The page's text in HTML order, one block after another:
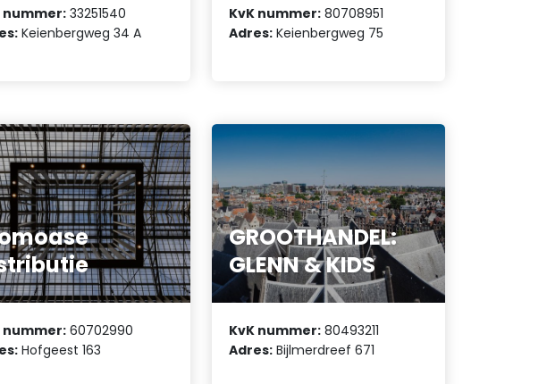
nummer: 33251540
Keienbergweg 34 A
KvK nummer: 80708951
Adres: Keienbergweg 75
nummer: 60702990
Hofgeest 163
GROOTHANDEL:
GLENN & KIDS
KvK nummer: 80493211
Adres: Bijlmerdreef 671